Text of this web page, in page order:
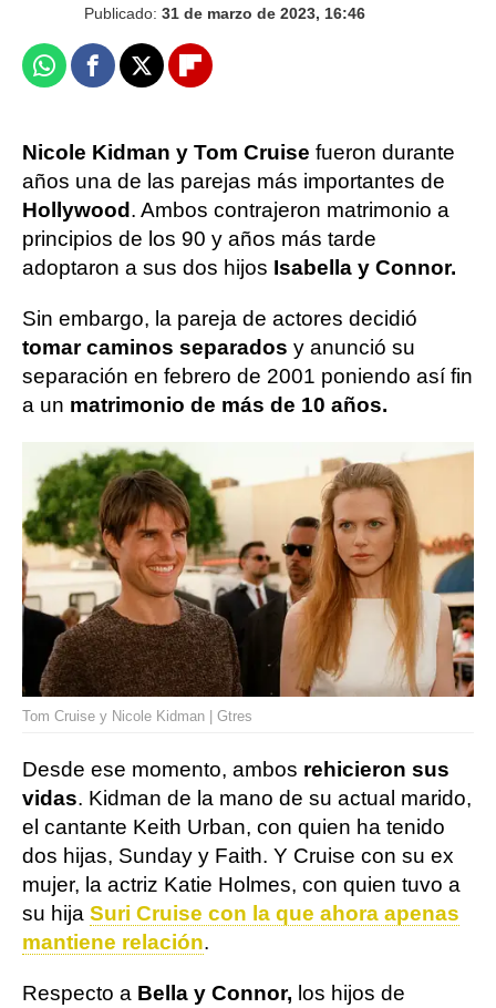
Publicado: 31 de marzo de 2023, 16:46
WhatsappFacebook
X Flipboard
Nicole Kidman y Tom Cruise fueron durante
años una de las parejas más importantes de
Hollywood . Ambos contrajeron matrimonio a
principios de los 90 y años más tarde
adoptaron a sus dos hijos Isabella y Connor.
Sin embargo, la pareja de actores decidió
tomar caminos separados y anunció su
separación en febrero de 2001 poniendo así fin
a un matrimonio de más de 10 años.
Tom Cruise y Nicole Kidman | Gtres
Desde ese momento, ambos rehicieron sus
vidas. Kidman de la mano de su actual marido,
el cantante Keith Urban, con quien ha tenido
dos hijas, Sunday y Faith. Y Cruise con su ex
mujer, la actriz Katie Holmes, con quien tuvo a
su hija Suri Cruise con la que ahora apenas
mantiene relación.
Respecto a Bella y Connor, los hijos de